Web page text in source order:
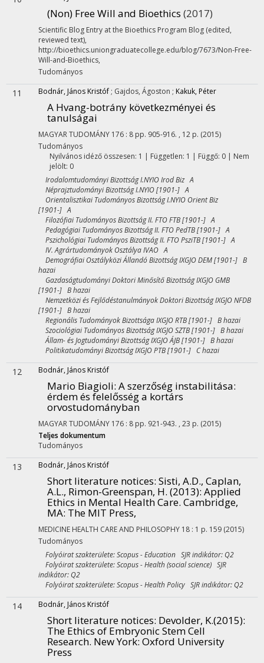
(Non) Free Will and Bioethics (2017)
Scientific Blog Entry at the Bioethics Program Blog (edited,
reviewed text),
http://bioethics.uniongraduatecollege.edu/blog/7673/Non-Free-
Will-and-Bioethics,
Tudományos
11 Bodnár, János Kristóf ; Gajdos, Ágoston ; Kakuk, Péter
A Hvang-botrány következményei és
tanulságai
MAGYAR TUDOMÁNY 176 : 8 pp. 905-916. , 12 p. (2015)
Tudományos
Nyilvános idéző összesen: 1 | Független: 1 | Függő: 0 | Nem
jelölt: 0
Irodalomtudományi Bizottság I.NYIO Irod Biz A
Néprajztudományi Bizottság I.NYIO [1901-] A
Orientalisztikai Tudományos Bizottság I.NYIO Orient Biz
[1901-] A
Filozófiai Tudományos Bizottság II. FTO FTB [1901-] A
Pedagógiai Tudományos Bizottság II. FTO PedTB [1901-] A
Pszichológiai Tudományos Bizottság II. FTO PsziTB [1901-] A
IV. Agrártudományok Osztálya IVAO A
Demográfiai Osztályközi Állandó Bizottság IXGJO DEM [1901-] B
hazai
Gazdaságtudományi Doktori Minősítő Bizottság IXGJO GMB
[1901-] B hazai
Nemzetközi és Fejlődéstanulmányok Doktori Bizottság IXGJO NFDB
[1901-] B hazai
Regionális Tudományok Bizottsága IXGJO RTB [1901-] B hazai
Szociológiai Tudományos Bizottság IXGJO SZTB [1901-] B hazai
Állam- és Jogtudományi Bizottság IXGJO ÁJB [1901-] B hazai
Politikatudományi Bizottság IXGJO PTB [1901-] C hazai
12 Bodnár, János Kristóf
Mario Biagioli: A szerzőség instabilitása:
érdem és felelősség a kortárs
orvostudományban
MAGYAR TUDOMÁNY 176 : 8 pp. 921-943. , 23 p. (2015)
Teljes dokumentum
Tudományos
13 Bodnár, János Kristóf
Short literature notices: Sisti, A.D., Caplan,
A.L., Rimon-Greenspan, H. (2013): Applied
Ethics in Mental Health Care. Cambridge,
MA: The MIT Press,
MEDICINE HEALTH CARE AND PHILOSOPHY 18 : 1 p. 159 (2015)
Tudományos
Folyóirat szakterülete: Scopus - Education SJR indikátor: Q2
Folyóirat szakterülete: Scopus - Health (social science) SJR
indikátor: Q2
Folyóirat szakterülete: Scopus - Health Policy SJR indikátor: Q2
14 Bodnár, János Kristóf
Short literature notices: Devolder, K.(2015):
The Ethics of Embryonic Stem Cell
Research. New York: Oxford University
Press